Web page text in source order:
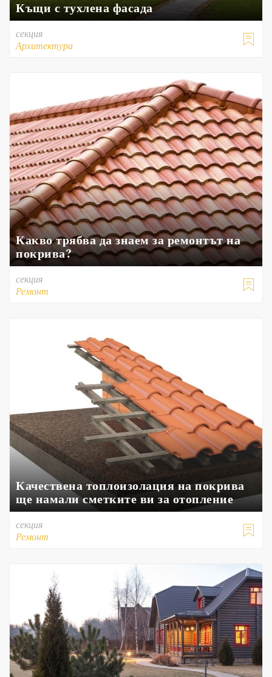
Къщи с тухлена фасада

секция
Архитектура
Какво трябва да знаем за ремонтът на
покрива?

секция
Ремонт
Качествена топлоизолация на покрива
ще намали сметките ви за отопление

секция
Ремонт